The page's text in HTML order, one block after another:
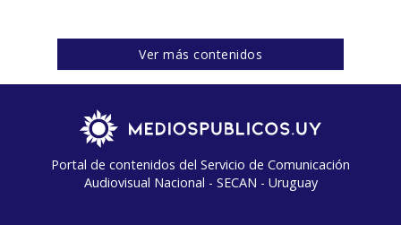
Ver más contenidos
Portal de contenidos del Servicio de Comunicación
Audiovisual Nacional - SECAN - Uruguay